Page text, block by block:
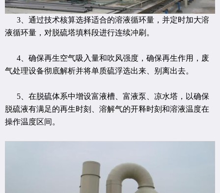
3、通过技术核算选择适合的溶液循环量，并定时加大溶
液循环量，对脱硫塔填料段进行连续冲刷。
4、确保再生空气吸入量和吹风强度，确保再生作用，废
气处理设备彻底解析并将单质硫浮选出来、别离出去。
5、在脱硫体系中增设富液槽、富液泵、凉水塔，以确保
脱硫液有满足的再生时刻、溶解气的开释时刻和溶液温度在
操作温度区间。